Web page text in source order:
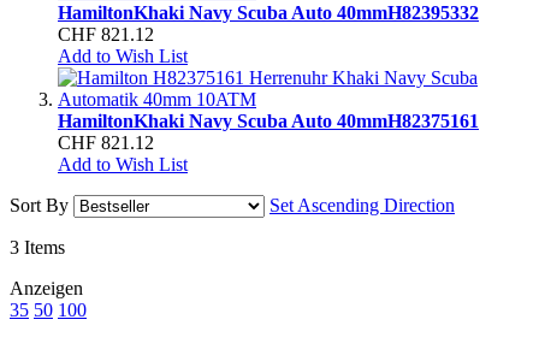
HamiltonKhaki Navy Scuba Auto 40mmH82395332
CHF 821.12
Add to Wish List
HamiltonKhaki Navy Scuba Auto 40mmH82375161
CHF 821.12
Add to Wish List
Sort By
Set Ascending Direction
3 Items
Anzeigen
35 50 100